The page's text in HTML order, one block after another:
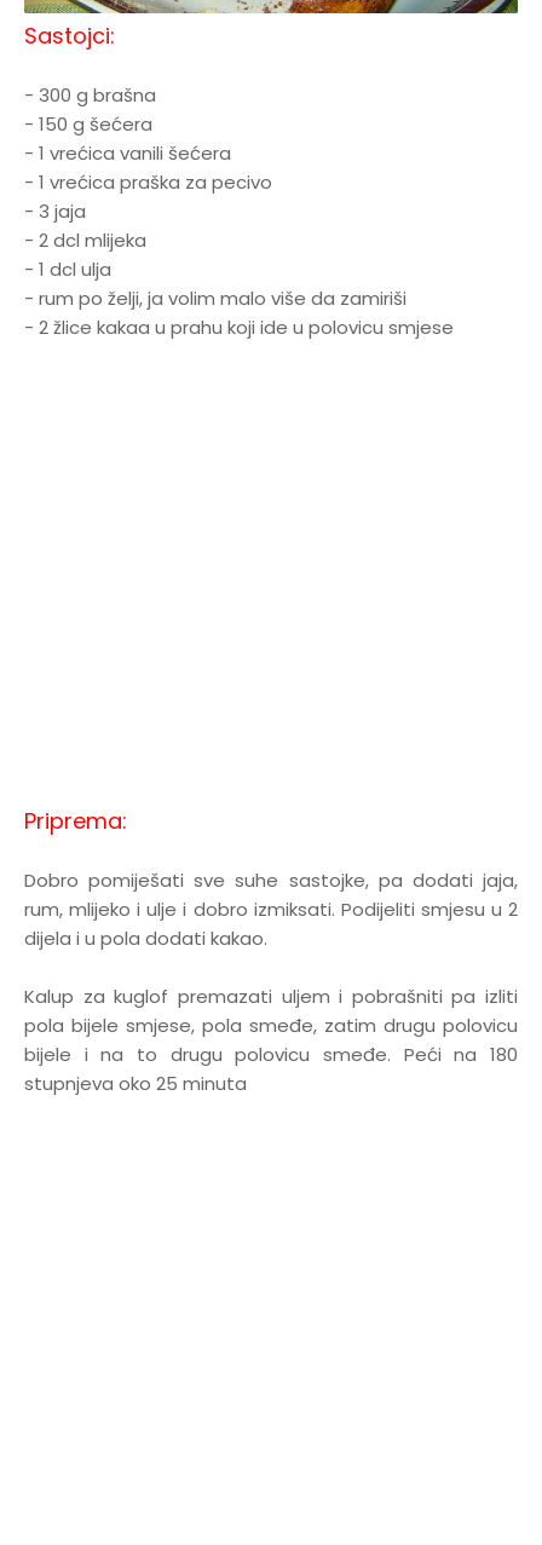
Sastojci:
- 300 g brašna
- 150 g šećera
- 1 vrećica vanili šećera
- 1 vrećica praška za pecivo
- 3 jaja
- 2 dcl mlijeka
- 1 dcl ulja
- rum po želji, ja volim malo više da zamiriši
- 2 žlice kakaa u prahu koji ide u polovicu smjese
Priprema:
Dobro pomiješati sve suhe sastojke, pa dodati jaja,
rum, mlijeko i ulje i dobro izmiksati. Podijeliti smjesu u 2
dijela i u pola dodati kakao.
Kalup za kuglof premazati uljem i pobrašniti pa izliti
pola bijele smjese, pola smeđe, zatim drugu polovicu
bijele i na to drugu polovicu smeđe. Peći na 180
stupnjeva oko 25 minuta